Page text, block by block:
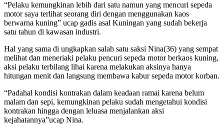
“Pelaku kemungkinan lebih dari satu namun yang mencuri sepeda
motor saya terlihat seorang diri dengan menggunakan kaos
berwarna kuning” ucap gadis asal Kuningan yang sudah bekerja
satu tahun di kawasan industri.
Hal yang sama di ungkapkan salah satu saksi Nina(36) yang sempat
melihat dan meneriaki pelaku pencuri sepeda motor berkaos kuning,
aksi pelaku terbilang lihai karena melakukan aksinya hanya
hitungan menit dan langsung membawa kabur sepeda motor korban.
“Padahal kondisi kontrakan dalam keadaan ramai karena belum
malam dan sepi, kemungkinan pelaku sudah mengetahui kondisi
kontrakan hingga dengan leluasa menjalankan aksi
kejahatannya”ucap Nina.